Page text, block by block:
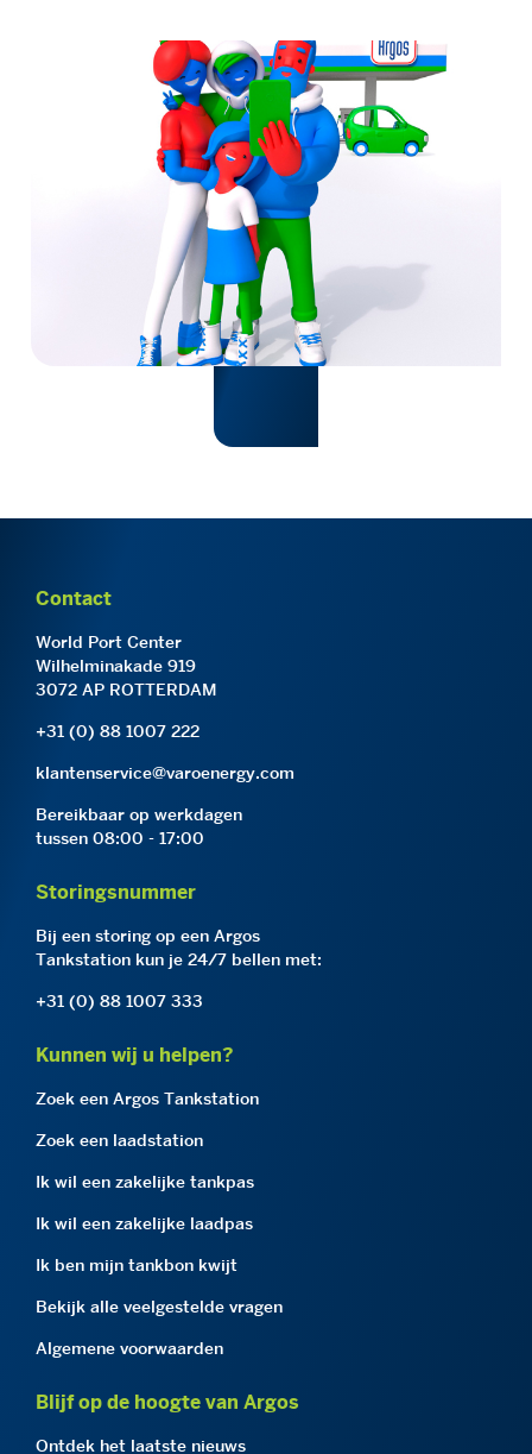
Contact
World Port Center
Wilhelminakade 919
3072 AP ROTTERDAM
+31 (0) 88 1007 222
klantenservice@varoenergy.com
Bereikbaar op werkdagen
tussen 08:00 - 17:00
Storingsnummer
Bij een storing op een Argos
Tankstation kun je 24/7 bellen met:
+31 (0) 88 1007 333
Kunnen wij u helpen?
Zoek een Argos Tankstation
Zoek een laadstation
Ik wil een zakelijke tankpas
Ik wil een zakelijke laadpas
Ik ben mijn tankbon kwijt
Bekijk alle veelgestelde vragen
Algemene voorwaarden
Blijf op de hoogte van Argos
Ontdek het laatste nieuws